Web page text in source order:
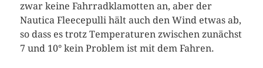
zwar keine Fahrradklamotten an, aber der
Nautica Fleecepulli hält auch den Wind etwas ab,
so dass es trotz Temperaturen zwischen zunächst
7 und 10° kein Problem ist mit dem Fahren.